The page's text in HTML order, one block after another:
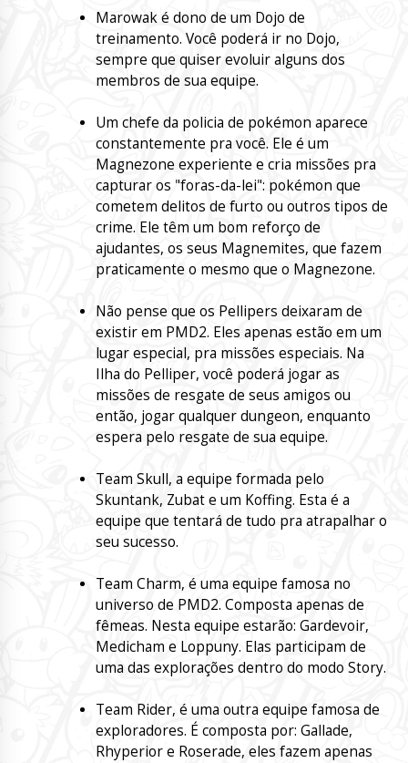
Marowak é dono de um Dojo de
treinamento. Você poderá ir no Dojo,
sempre que quiser evoluir alguns dos
membros de sua equipe.
Um chefe da policia de pokémon aparece
constantemente pra você. Ele é um
Magnezone experiente e cria missões pra
capturar os "foras-da-lei": pokémon que
cometem delitos de furto ou outros tipos de
crime. Ele têm um bom reforço de
ajudantes, os seus Magnemites, que fazem
praticamente o mesmo que o Magnezone.
Não pense que os Pellipers deixaram de
existir em PMD2. Eles apenas estão em um
lugar especial, pra missões especiais. Na
Ilha do Pelliper, você poderá jogar as
missões de resgate de seus amigos ou
então, jogar qualquer dungeon, enquanto
espera pelo resgate de sua equipe.
Team Skull, a equipe formada pelo
Skuntank, Zubat e um Koffing. Esta é a
equipe que tentará de tudo pra atrapalhar o
seu sucesso.
Team Charm, é uma equipe famosa no
universo de PMD2. Composta apenas de
fêmeas. Nesta equipe estarão: Gardevoir,
Medicham e Loppuny. Elas participam de
uma das explorações dentro do modo Story.
Team Rider, é uma outra equipe famosa de
exploradores. É composta por: Gallade,
Rhyperior e Roserade, eles fazem apenas